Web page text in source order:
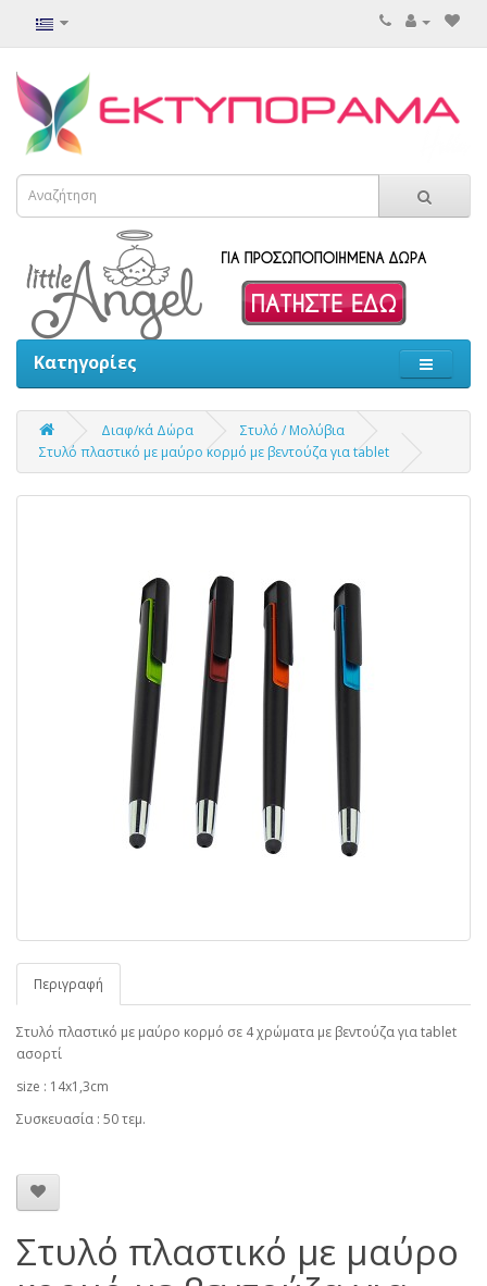
Κατηγορίες
Διαφ/κά Δώρα
Στυλό / Μολύβια
Στυλό πλαστικό με μαύρο κορμό με βεντούζα για tablet
Περιγραφή
Στυλό πλαστικό με μαύρο κορμό σε 4 χρώματα με βεντούζα για tablet
ασορτί
size : 14x1,3cm
Συσκευασία : 50 τεμ.
Στυλό πλαστικό με μαύρο